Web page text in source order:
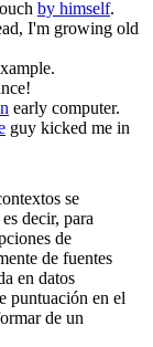
by himself.
I'm growing old
early computer.
guy kicked me in
se
decir, para
de
de fuentes
en datos
puntuación en el
de un